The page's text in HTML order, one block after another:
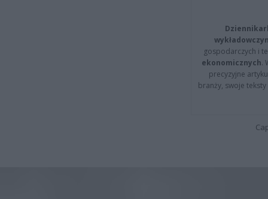
gospodarczych i
ekonomicznych.
precyzyjne
branży, swoje